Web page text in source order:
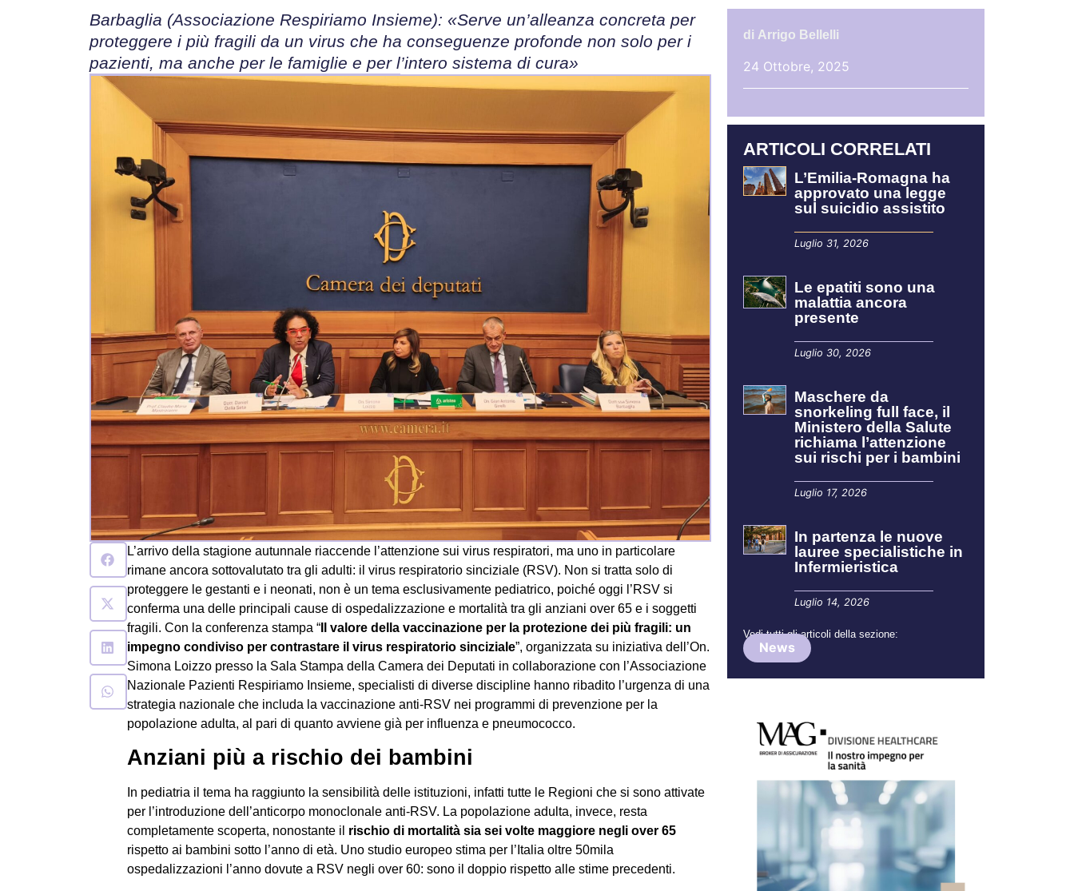
Barbaglia (Associazione Respiriamo Insieme): «Serve un’alleanza concreta per
proteggere i più fragili da un virus che ha conseguenze profonde non solo per i
pazienti, ma anche per le famiglie e per l’intero sistema di cura»
L’arrivo della stagione autunnale riaccende l’attenzione sui virus respiratori, ma uno in particolare
rimane ancora sottovalutato tra gli adulti: il virus respiratorio sinciziale (RSV). Non si tratta solo di
proteggere le gestanti e i neonati, non è un tema esclusivamente pediatrico, poiché oggi l’RSV si
conferma una delle principali cause di ospedalizzazione e mortalità tra gli anziani over 65 e i soggetti
fragili. Con la conferenza stampa “Il valore della vaccinazione per la protezione dei più fragili: un
impegno condiviso per contrastare il virus respiratorio sinciziale”, organizzata su iniziativa dell’On.
Simona Loizzo presso la Sala Stampa della Camera dei Deputati in collaborazione con l’Associazione
Nazionale Pazienti Respiriamo Insieme, specialisti di diverse discipline hanno ribadito l’urgenza di una
strategia nazionale che includa la vaccinazione anti-RSV nei programmi di prevenzione per la
popolazione adulta, al pari di quanto avviene già per influenza e pneumococco.
Anziani più a rischio dei bambini
In pediatria il tema ha raggiunto la sensibilità delle istituzioni, infatti tutte le Regioni che si sono attivate
per l’introduzione dell’anticorpo monoclonale anti-RSV. La popolazione adulta, invece, resta
completamente scoperta, nonostante il rischio di mortalità sia sei volte maggiore negli over 65
rispetto ai bambini sotto l’anno di età. Uno studio europeo stima per l’Italia oltre 50mila
ospedalizzazioni l’anno dovute a RSV negli over 60: sono il doppio rispetto alle stime precedenti.
di Arrigo Bellelli
24 Ottobre, 2025
ARTICOLI CORRELATI
L’Emilia-Romagna ha
approvato una legge
sul suicidio assistito
Luglio 31, 2026
Le epatiti sono una
malattia ancora
presente
Luglio 30, 2026
Maschere da
snorkeling full face, il
Ministero della Salute
richiama l’attenzione
sui rischi per i bambini
Luglio 17, 2026
In partenza le nuove
lauree specialistiche in
Infermieristica
Luglio 14, 2026
Vedi tutti gli articoli della sezione:
News